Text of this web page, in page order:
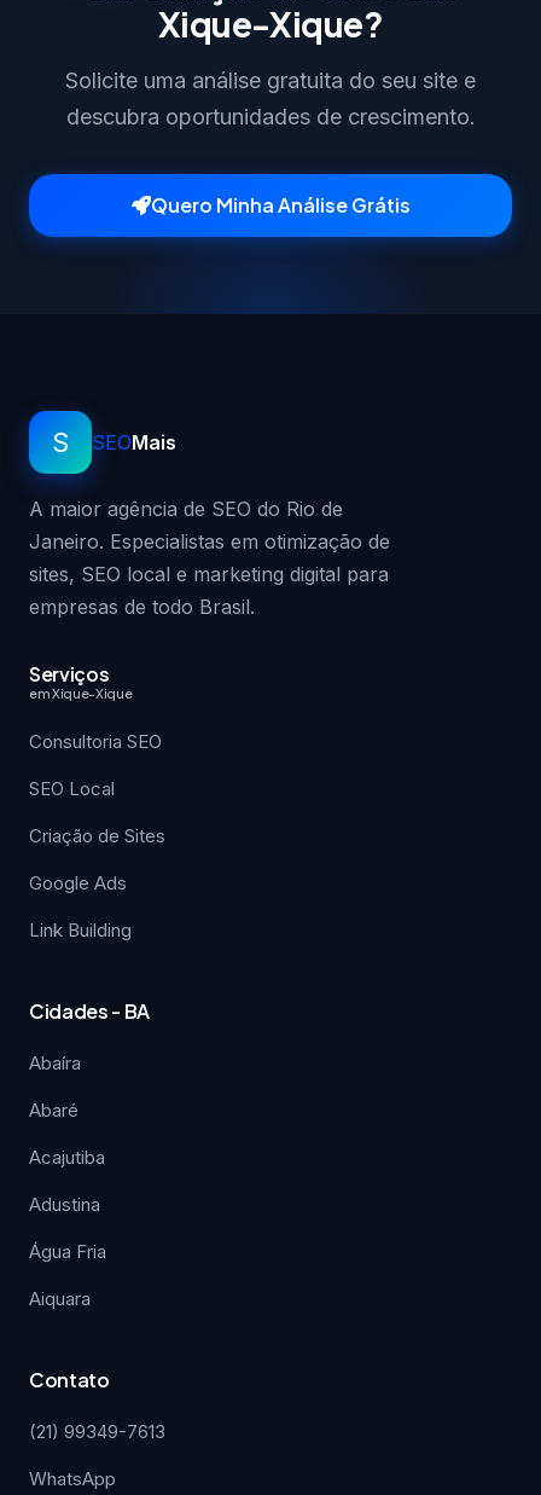
Xique-Xique?
Solicite uma análise gratuita do seu site e
descubra oportunidades de crescimento.
Quero Minha Análise Grátis
S SEOMais
A maior agência de SEO do Rio de
Janeiro. Especialistas em otimização de
sites, SEO local e marketing digital para
empresas de todo Brasil.
Serviços
em Xique-Xique
Consultoria SEO
SEO Local
Criação de Sites
Google Ads
Link Building
Cidades - BA
Abaíra
Abaré
Acajutiba
Adustina
Água Fria
Aiquara
Contato
(21) 99349-7613
WhatsApp